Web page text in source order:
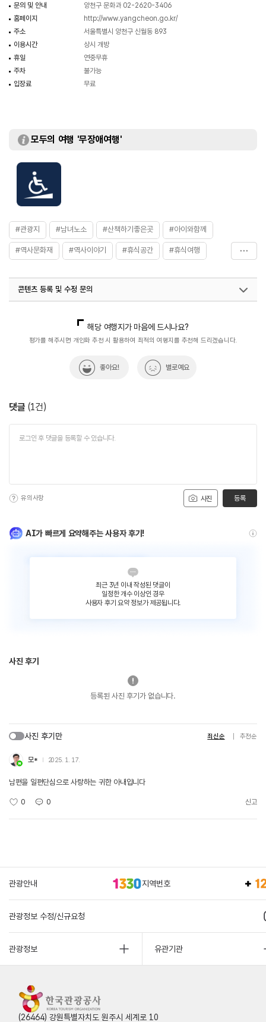
문의 및 안내
양천구 문화과 02-2620-3406
홈페이지
http://www.yangcheon.go.kr/
주소
서울특별시 양천구 신월동 893
이용시간
상시 개방
휴일
연중무휴
주차
불가능
입장료
무료
모두의 여행 '무장애여행'
#관광지 #남녀노소 #산책하기좋은곳 #아이와함께
#역사문화재 #역사이야기 #휴식공간 #휴식여행
콘텐츠 등록 및 수정 문의
열린관광콘텐츠팀(열린관광-모두의여행)
033-738-3425
해당 여행지가 마음에 드시나요?
평가를 해주시면 개인화 추천 시 활용하여 최적의 여행지를 추천해 드리겠습니다.
좋아요! 별로예요
댓글 (1건)
사진
유의사항 등록
AI가 빠르게 요약해주는 사용자 후기!
최근 3년 이내 작성된 댓글이
일정한 개수 이상인 경우
사용자 후기 요약 정보가 제공됩니다.
사진 후기
등록된 사진 후기가 없습니다.
사진 후기만 최신순 추천순
모* 2025. 1. 17.
남편을 일편단심으로 사랑하는 귀한 아내입니다
0 0 신고
관광안내 지역번호
관광정보 수정/신규요청
관광정보 유관기관
(26464) 강원특별자치도 원주시 세계로 10